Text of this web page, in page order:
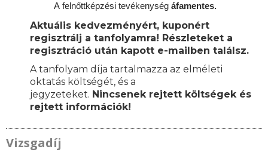
A felnőttképzési tevékenység áfamentes.
Aktuális kedvezményért, kuponért
regisztrálj a tanfolyamra! Részleteket a
regisztráció után kapott e-mailben találsz.
A tanfolyam díja tartalmazza az elméleti
oktatás költségét, és a
jegyzeteket. Nincsenek rejtett költségek és
rejtett információk!
Vizsgadíj